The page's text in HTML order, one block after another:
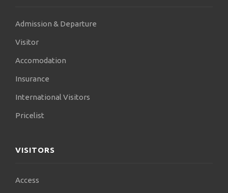
Admission & Departure
Visitor
Accomodation
Insurance
International Visitors
Pricelist
VISITORS
Access